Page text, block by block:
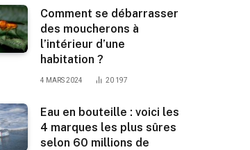
Comment se débarrasser
des moucherons à
l’intérieur d’une
habitation ?
4 MARS 2024 20 197
Eau en bouteille : voici les
4 marques les plus sûres
selon 60 millions de